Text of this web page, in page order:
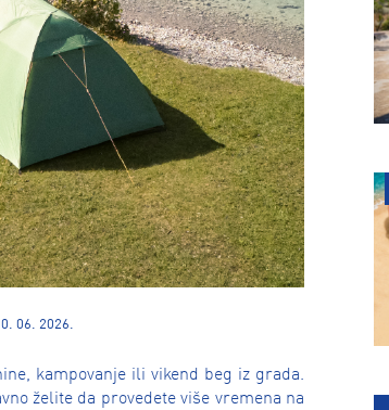
06. 2026.
kampovanje ili vikend beg iz grada.
želite da provedete više vremena na